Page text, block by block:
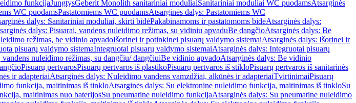
funkcijaJungtysGeberit Monolith sanitariniai moduliaiSanitariniai moduliai WC puodamsAtsarginės
WC puodamsPastatomiems WC puodamsAtsarginės dalys: Pastatomiems WC
dalys: Sanitariniai moduliai, skirti bidėPakabinamoms ir pastatomoms bidėAtsarginės dalys:
dalys: Pisuarai, vandens nuleidimo režimas, su vidiniu apvaduBe dangčioAtsarginės dalys: Be
režimas, be vidinio apvadoIšorinei ir potinkinei pisuarų valdymo sistemaiAtsarginės dalys: Išorinei ir
pisuarų valdymo sistemaIntegruotai pisuarų valdymo sistemaiAtsarginės dalys: Integruotai pisuarų
nuleidimo rėžimas, su dangčiu/ dangčiuiBe vidinio apvadoAtsarginės dalys: Be vidinio
Pisuarų pertvarosPisuarų pertvaros iš plastikoPisuarų pertvaros iš stikloPisuarų pertvaros iš sanitarinės
ir adapteriaiAtsarginės dalys: Nuleidimo vandens vamzdžiai, alkūnės ir adapteriaiTvirtinimaiPisuarų
funkcija, maitinimas iš tinkloAtsarginės dalys: Su elektronine nuleidimo funkcija, maitinimas iš tinkloSu
maitinimas nuo baterijosSu pneumatine nuleidimo funkcijaAtsarginės dalys: Su pneumatine nuleidimo